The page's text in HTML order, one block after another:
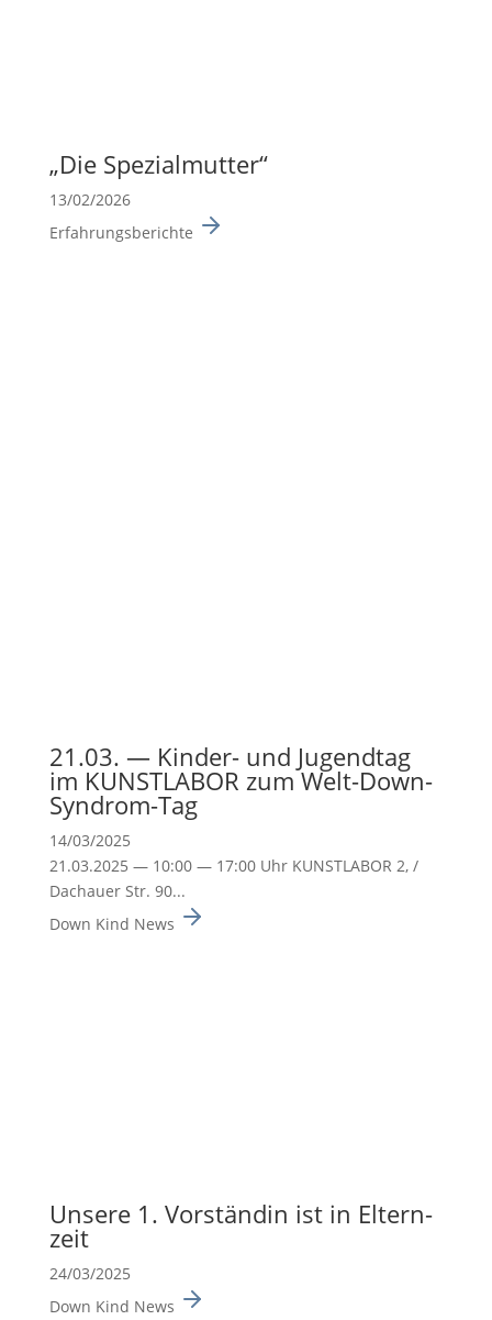
„Die Spezi­al­mutter“
13/02/2026
Erfahrungsberichte
21.03. — Kinder- und Jugendtag
im KUNSTLABOR zum Welt-Down-
Syndrom-Tag
14/03/2025
21.03.2025 — 10:00 — 17:00 Uhr KUNSTLABOR 2, /
Dachauer Str. 90...
Down Kind News
Unsere 1. Vorständin ist in Eltern­
zeit
24/03/2025
Down Kind News